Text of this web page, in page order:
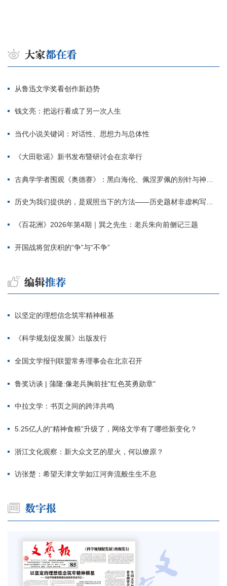
从鲁迅文学奖看创作新趋势
钱文亮：把远行看成了另一次人生
当代小说关键词：对话性、思想力与总体性
《大田歌谣》新书发布暨研讨会在京举行
古典学学者围观《奥德赛》：黑白海伦、佩涅罗佩的别针与神秘入侵者
历史为我们提供的，是观照当下的方法——历史题材非虚构写作多人谈
《百花洲》2026年第4期｜巽之先生：老兵朱向前侧记三题
开国战将贺庆积的“争”与“不争”
以坚定的理想信念筑牢精神根基
《科学规划促发展》出版发行
全国文学报刊联盟常务理事会在北京召开
鲁奖访谈 | 蒲隆:像老兵胸前挂"红色英勇勋章"
中拉文学：书页之间的跨洋共鸣
5.25亿人的“精神食粮”升级了，网络文学有了哪些新变化？
浙江文化观察：新大众文艺的星火，何以燎原？
访张楚：希望天津文学如江河奔流般生生不息